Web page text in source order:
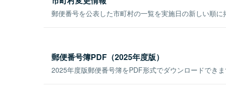
郵便番号を公表した市町村の一覧を実施日の新しい順に
郵便番号簿PDF（2025年度版）
2025年度版郵便番号簿をPDF形式でダウンロードできま